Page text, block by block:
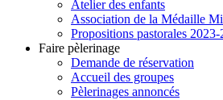
Atelier des enfants
Association de la Médaille
Propositions pastorales 2023-
Faire pèlerinage
Demande de réservation
Accueil des groupes
Pèlerinages annoncés